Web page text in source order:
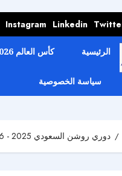
Linkedin
Instagram
الرئيسية كأس العالم 2026
سياسة الخصوصية
دوري روشن السعودي 2025 - 2026